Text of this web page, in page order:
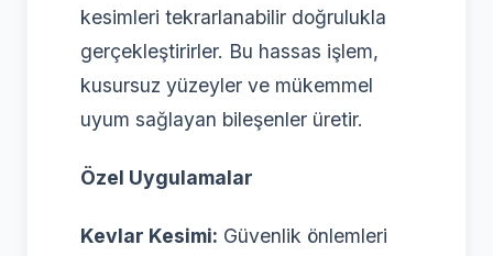
kesimleri tekrarlanabilir doğrulukla
gerçekleştirirler. Bu hassas işlem,
kusursuz yüzeyler ve mükemmel
uyum sağlayan bileşenler üretir.
Özel Uygulamalar
Kevlar Kesimi: Güvenlik önlemleri